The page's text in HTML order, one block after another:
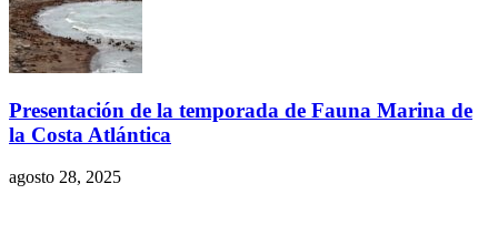
Presentación de la temporada de Fauna Marina de
la Costa Atlántica
agosto 28, 2025